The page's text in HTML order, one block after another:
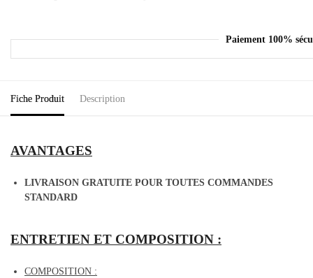
Paiement 100%
Fiche Produit Description
AVANTAGES
LIVRAISON GRATUITE POUR TOUTES COMMANDES
STANDARD
ENTRETIEN ET COMPOSITION :
COMPOSITION :